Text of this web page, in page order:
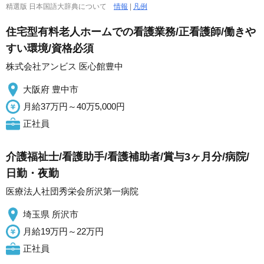
精選版 日本国語大辞典について情報 凡例
住宅型有料老人ホームでの看護業務/正看護師/働きや
すい環境/資格必須
株式会社アンビス 医心館豊中
大阪府 豊中市
月給37万円～40万5,000円
正社員
介護福祉士/看護助手/看護補助者/賞与3ヶ月分/病院/
日勤・夜勤
医療法人社団秀栄会所沢第一病院
埼玉県 所沢市
月給19万円～22万円
正社員